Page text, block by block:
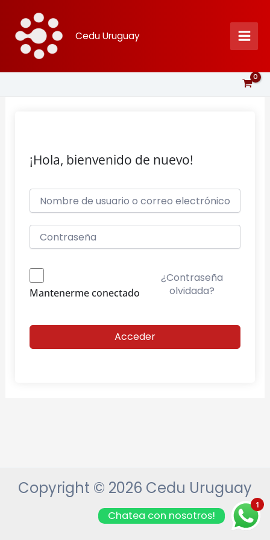
contenido
Cedu Uruguay
¡Hola, bienvenido de nuevo!
Mantenerme conectado
¿Contraseña
olvidada?
Acceder
Copyright © 2026 Cedu Uruguay
1
Chatea con nosotros!